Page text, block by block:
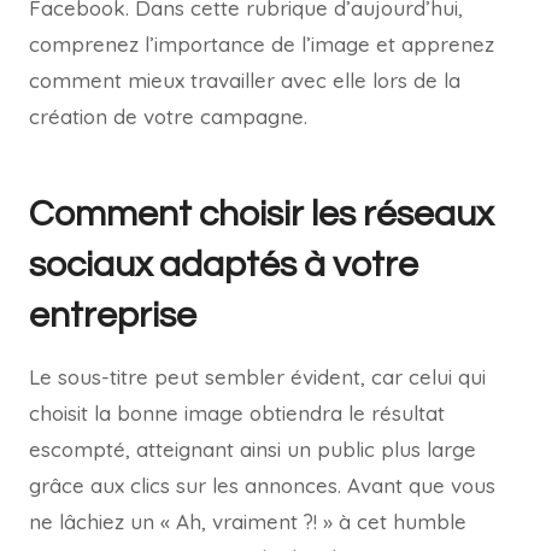
Facebook. Dans cette rubrique d’aujourd’hui,
comprenez l’importance de l’image et apprenez
comment mieux travailler avec elle lors de la
création de votre campagne.
Comment choisir les réseaux
sociaux adaptés à votre
entreprise
Le sous-titre peut sembler évident, car celui qui
choisit la bonne image obtiendra le résultat
escompté, atteignant ainsi un public plus large
grâce aux clics sur les annonces. Avant que vous
ne lâchiez un « Ah, vraiment ?! » à cet humble